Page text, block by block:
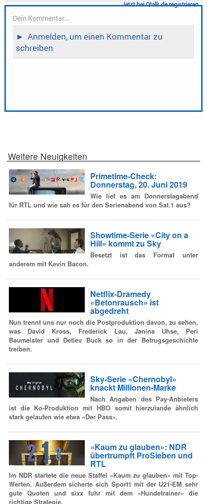
Weitere Neuigkeiten
Primetime-Check:
Donnerstag, 20. Juni 2019
Wie lief es am Donnerstagabend
für RTL und wie sah es für den Serienabend von Sat.1 aus?
Showtime-Serie «City on a
Hill» kommt zu Sky
Besetzt ist das Format unter
anderem mit Kevin Bacon.
Netflix-Dramedy
«Betonrausch» ist
abgedreht
Nun trennt uns nur noch die Postproduktion davon, zu sehen,
was David Kross, Frederick Lau, Janina Uhse, Peri
Baumeister und Detlev Buck so in der Betrugsgeschichte
treiben.
Sky-Serie «Chernobyl»
knackt Millionen-Marke
Nach Angaben des Pay-Anbieters
ist die Ko-Produktion mit HBO somit hierzulande ähnlich
stark gelaufen wie etwa «Der Pass».
«Kaum zu glauben»: NDR
übertrumpft ProSieben und
RTL
Im NDR startete die neue Staffel «Kaum zu glauben» mit Top-
Werten. Außerdem sicherte sich Sport1 mit der U21-EM sehr
gute Quoten und sixx fuhr mit dem «Hundetrainer» die